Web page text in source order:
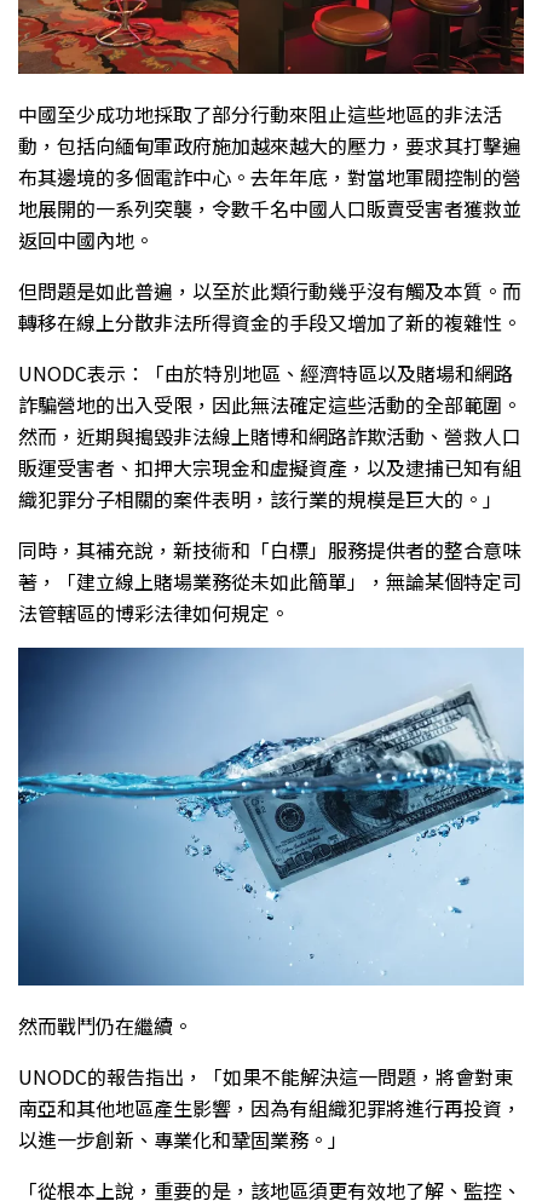
中國至少成功地採取了部分行動來阻止這些地區的非法活
動，包括向緬甸軍政府施加越來越大的壓力，要求其打擊遍
布其邊境的多個電詐中心。去年年底，對當地軍閥控制的營
地展開的一系列突襲，令數千名中國人口販賣受害者獲救並
返回中國內地。
但問題是如此普遍，以至於此類行動幾乎沒有觸及本質。而
轉移在線上分散非法所得資金的手段又增加了新的複雜性。
UNODC表示：「由於特別地區、經濟特區以及賭場和網路
詐騙營地的出入受限，因此無法確定這些活動的全部範圍。
然而，近期與搗毀非法線上賭博和網路詐欺活動、營救人口
販運受害者、扣押大宗現金和虛擬資產，以及逮捕已知有組
織犯罪分子相關的案件表明，該行業的規模是巨大的。」
同時，其補充說，新技術和「白標」服務提供者的整合意味
著，「建立線上賭場業務從未如此簡單」，無論某個特定司
法管轄區的博彩法律如何規定。
然而戰鬥仍在繼續。
UNODC的報告指出，「如果不能解決這一問題，將會對東
南亞和其他地區產生影響，因為有組織犯罪將進行再投資，
以進一步創新、專業化和鞏固業務。」
「從根本上說，重要的是，該地區須更有效地了解、監控、